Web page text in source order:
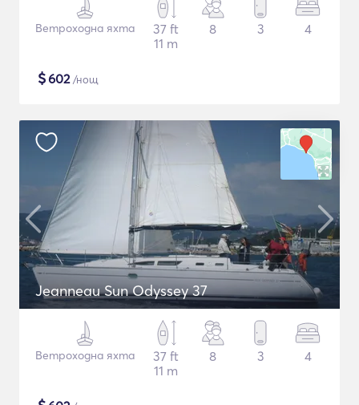
Ветроходна яхта
37 ft
11 m
8 3 4
$602/нощ
Jeanneau Sun Odyssey 37
Ветроходна яхта
37 ft
11 m
8 3 4